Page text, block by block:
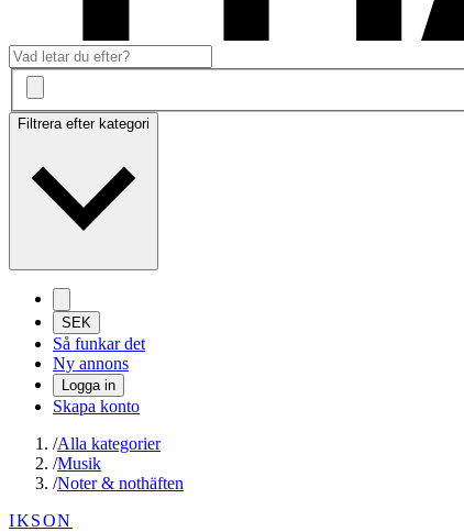
Filtrera efter kategori
SEK
Så funkar det
Ny annons
Logga in
Skapa konto
/Alla kategorier
/Musik
/Noter & nothäften
IKSON